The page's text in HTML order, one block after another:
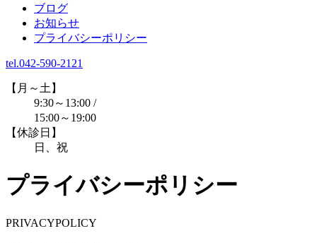
ブログ
お知らせ
プライバシーポリシー
tel.042-590-2121
【月～土】
9:30～13:00 /
15:00～19:00
【休診日】
日、祝
プライバシーポリシー
PRIVACYPOLICY